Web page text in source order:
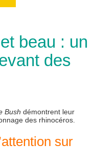
beau : un
des
Bush démontrent leur
des rhinocéros.
sur